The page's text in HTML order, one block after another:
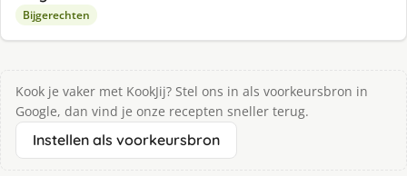
Bijgerechten
Kook je vaker met KookJij? Stel ons in als voorkeursbron in
Google, dan vind je onze recepten sneller terug.
Instellen als voorkeursbron